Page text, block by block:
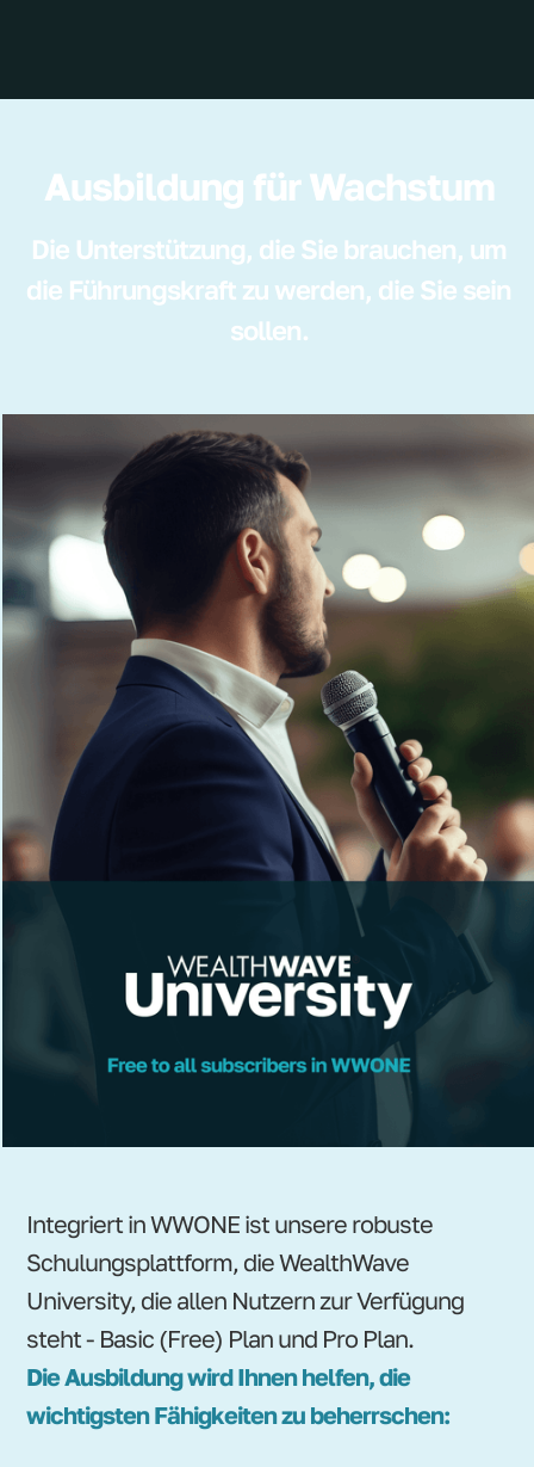
Ausbildung für Wachstum
Die Unterstützung, die Sie brauchen, um
die Führungskraft zu werden, die Sie sein
sollen.
Integriert in WWONE ist unsere robuste
Schulungsplattform, die WealthWave
University, die allen Nutzern zur Verfügung
steht - Basic (Free) Plan und Pro Plan.
Die Ausbildung wird Ihnen helfen, die
wichtigsten Fähigkeiten zu beherrschen: